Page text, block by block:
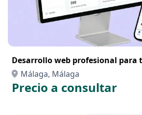
Desarrollo web profesional para
Málaga, Málaga
Precio a consultar